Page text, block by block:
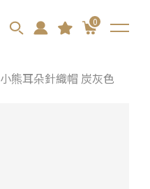
0
小熊耳朵針織帽 炭灰色